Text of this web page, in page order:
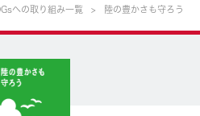
への取り組み一覧 陸の豊かさも守ろう